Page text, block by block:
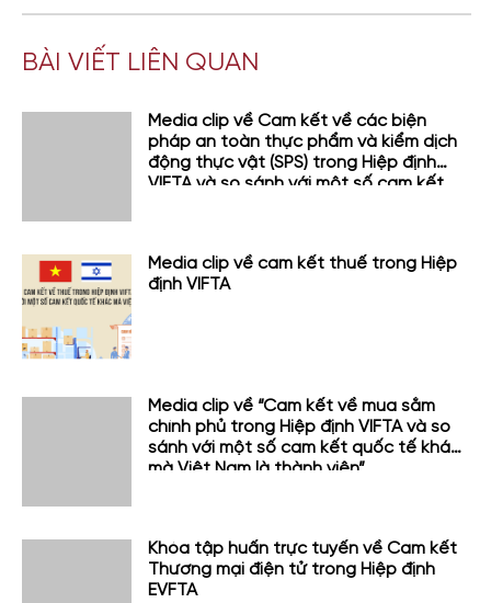
BÀI VIẾT LIÊN QUAN
Media clip về Cam kết về các biện
pháp an toàn thực phẩm và kiểm dịch
động thực vật (SPS) trong Hiệp định
VIFTA và so sánh với một số cam kết
Media clip về cam kết thuế trong Hiệp
định VIFTA
Media clip về “Cam kết về mua sắm
chính phủ trong Hiệp định VIFTA và so
sánh với một số cam kết quốc tế khác
mà Việt Nam là thành viên”
Khóa tập huấn trực tuyến về Cam kết
Thương mại điện tử trong Hiệp định
EVFTA